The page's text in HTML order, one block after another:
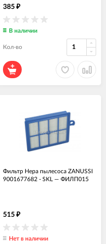
385 ₽
В наличии
Кол-во
Фильтр Hepa пылесоса ZANUSSI
9001677682 - SKL
— ФИЛП015
515 ₽
Нет в наличии